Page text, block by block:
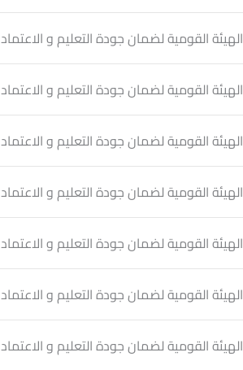
الهيئة القومية لضمان جودة التعليم و الاعتماد
الهيئة القومية لضمان جودة التعليم و الاعتماد
الهيئة القومية لضمان جودة التعليم و الاعتماد
الهيئة القومية لضمان جودة التعليم و الاعتماد
الهيئة القومية لضمان جودة التعليم و الاعتماد
الهيئة القومية لضمان جودة التعليم و الاعتماد
الهيئة القومية لضمان جودة التعليم و الاعتماد